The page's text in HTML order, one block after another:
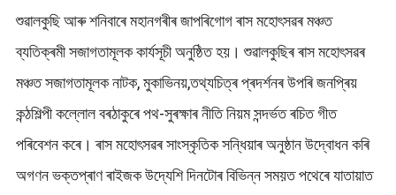
শুৱালকুছি আৰু শনিবাৰে মহানগৰীৰ জাপৰিগোগ ৰাস মহোৎসৱৰ মঞ্চত
ব্যতিক্ৰমী সজাগতামূলক কাৰ্যসূচী অনুষ্ঠিত হয়। শুৱালকুছিৰ ৰাস মহোৎসৱৰ
মঞ্চত সজাগতামূলক নাটক, মুকাভিনয়,তথ্যচিত্ৰ প্ৰদৰ্শনৰ উপৰি জনপ্ৰিয়
কন্ঠশিল্পী কল্লোল বৰঠাকুৰে পথ-সুৰক্ষাৰ নীতি নিয়ম সন্দৰ্ভত ৰচিত গীত
পৰিবেশন কৰে। ৰাস মহোৎসৱৰ সাংস্কৃতিক সন্ধিয়াৰ অনুষ্ঠান উদ্বোধন কৰি
অগণন ভক্তপ্ৰাণ ৰাইজক উদ্যেশি দিনটোৰ বিভিন্ন সময়ত পথেৰে যাতায়াত